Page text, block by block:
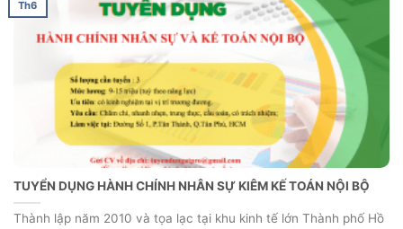
TUYỂN DỤNG HÀNH CHÍNH NHÂN SỰ KIÊM KẾ TOÁN NỘI BỘ
Thành lập năm 2010 và tọa lạc tại khu kinh tế lớn Thành phố Hồ
Th6